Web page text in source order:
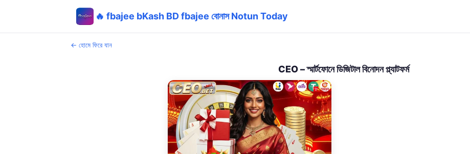
🔥 fbajee bKash BD fbajee বোনাস Notun Today
← হোমে ফিরে যান
CEO – স্মার্টফোনে ডিজিটাল বিনোদন প্ল্যাটফর্ম